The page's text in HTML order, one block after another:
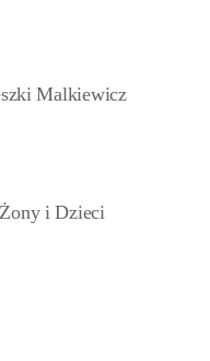
Malkiewicz
i Dzieci